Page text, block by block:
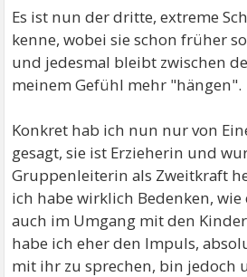
Es ist nun der dritte, extreme
kenne, wobei sie schon früher
und jedesmal bleibt zwischen
meinem Gefühl mehr "hängen".
Konkret hab ich nun nur von
gesagt, sie ist Erzieherin und
Gruppenleiterin als Zweitkraft
ich habe wirklich Bedenken, wie
auch im Umgang mit den
habe ich eher den Impuls,
mit ihr zu sprechen, bin jedoch